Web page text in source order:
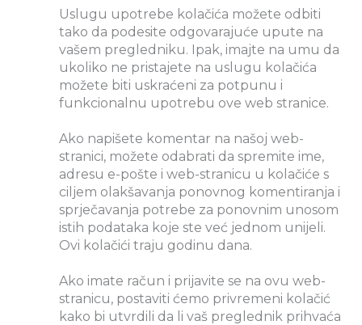
Uslugu upotrebe kolačića možete odbiti
tako da podesite odgovarajuće upute na
vašem pregledniku. Ipak, imajte na umu da
ukoliko ne pristajete na uslugu kolačića
možete biti uskraćeni za potpunu i
funkcionalnu upotrebu ove web stranice.
Ako napišete komentar na našoj web-
stranici, možete odabrati da spremite ime,
adresu e-pošte i web-stranicu u kolačiće s
ciljem olakšavanja ponovnog komentiranja i
sprječavanja potrebe za ponovnim unosom
istih podataka koje ste već jednom unijeli.
Ovi kolačići traju godinu dana.
Ako imate račun i prijavite se na ovu web-
stranicu, postaviti ćemo privremeni kolačić
kako bi utvrdili da li vaš preglednik prihvaća